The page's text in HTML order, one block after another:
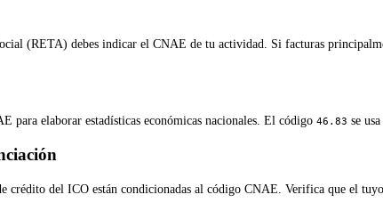
(RETA) debes indicar el CNAE de tu actividad. Si facturas
para elaborar estadísticas económicas nacionales. El código 46.83 se
crédito del ICO están condicionadas al código CNAE. Verifica que el